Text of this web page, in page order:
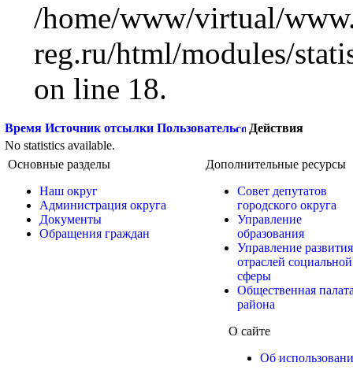
/home/www/virtual/
reg.ru/html/modules/
on line 18.
Время Источник отсылки Пользователь
Действия
No statistics available.
Основные разделы
Наш округ
Администрация округа
Документы
Обращения граждан
Дополнительные ресурсы
Совет депутатов
городского округа
Управление
образования
Управление развития
отраслей социальной
сферы
Общественная
района
О сайте
Об